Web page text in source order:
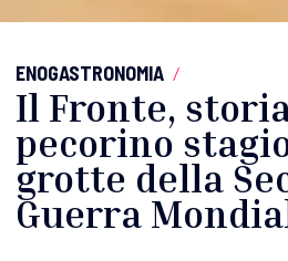
ENOGASTRONOMIA /
Il Fronte,
pecorino
grotte della
Guerra